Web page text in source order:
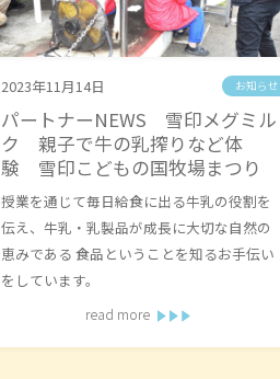
2023年11月14日 お知らせ
パートナーNEWS 雪印メグミル
ク 親子で牛の乳搾りなど体
験 雪印こどもの国牧場まつり
授業を通じて毎日給食に出る牛乳の役割を
伝え、牛乳・乳製品が成長に大切な自然の
恵みである 食品ということを知るお手伝い
をしています。
read more